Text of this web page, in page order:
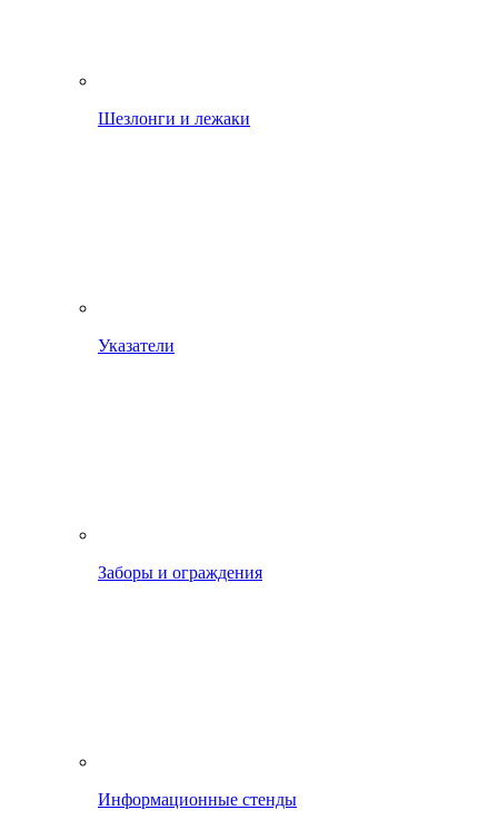
Шезлонги и лежаки
Указатели
Заборы и ограждения
Информационные стенды